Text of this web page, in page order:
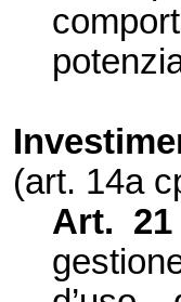
(art. 14a
Art. 21